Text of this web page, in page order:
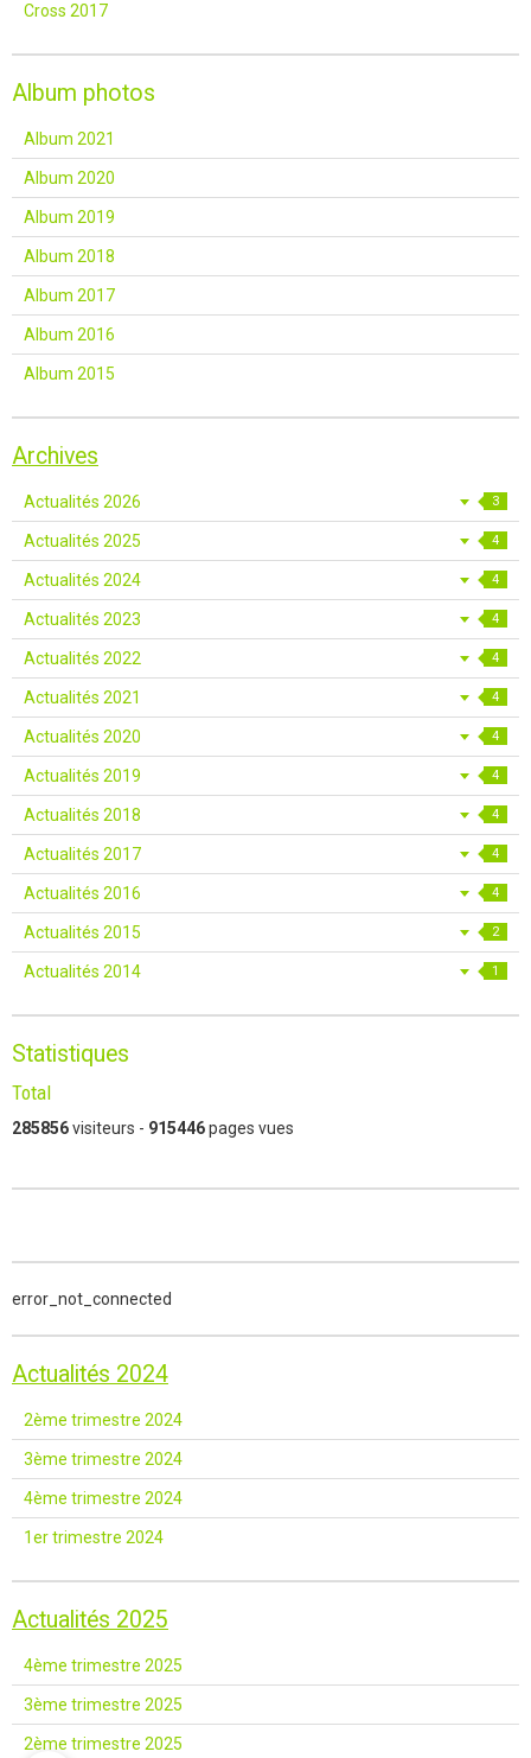
Cross 2017
Album photos
Album 2021
Album 2020
Album 2019
Album 2018
Album 2017
Album 2016
Album 2015
Archives
Actualités 2026 3
Actualités 2025 4
Actualités 2024 4
Actualités 2023 4
Actualités 2022 4
Actualités 2021 4
Actualités 2020 4
Actualités 2019 4
Actualités 2018 4
Actualités 2017 4
Actualités 2016 4
Actualités 2015 2
Actualités 2014 1
Statistiques
Total
285856visiteurs - 915446pages vues
error_not_connected
Actualités 2024
2ème trimestre 2024
3ème trimestre 2024
4ème trimestre 2024
1er trimestre 2024
Actualités 2025
4ème trimestre 2025
3ème trimestre 2025
2ème trimestre 2025